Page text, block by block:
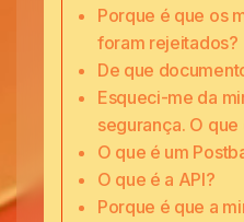
Porque é que os
foram rejeitados?
De que
Esqueci-me da
segurança. O
O que é um
O que é a API?
Porque é que a